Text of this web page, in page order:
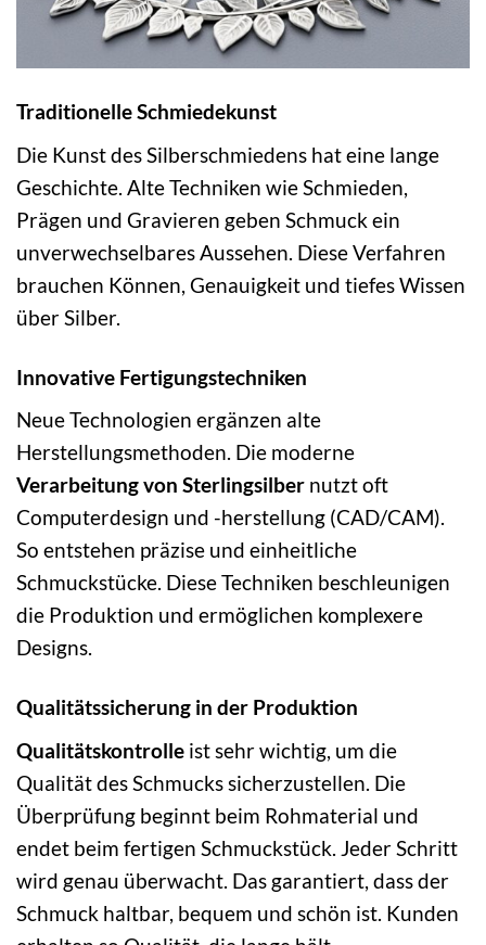
Traditionelle Schmiedekunst
Die Kunst des Silberschmiedens hat eine lange
Geschichte. Alte Techniken wie Schmieden,
Prägen und Gravieren geben Schmuck ein
unverwechselbares Aussehen. Diese Verfahren
brauchen Können, Genauigkeit und tiefes Wissen
über Silber.
Innovative Fertigungstechniken
Neue Technologien ergänzen alte
Herstellungsmethoden. Die moderne
Verarbeitung von Sterlingsilber nutzt oft
Computerdesign und -herstellung (CAD/CAM).
So entstehen präzise und einheitliche
Schmuckstücke. Diese Techniken beschleunigen
die Produktion und ermöglichen komplexere
Designs.
Qualitätssicherung in der Produktion
Qualitätskontrolle ist sehr wichtig, um die
Qualität des Schmucks sicherzustellen. Die
Überprüfung beginnt beim Rohmaterial und
endet beim fertigen Schmuckstück. Jeder Schritt
wird genau überwacht. Das garantiert, dass der
Schmuck haltbar, bequem und schön ist. Kunden